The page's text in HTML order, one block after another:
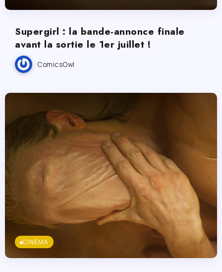
Supergirl : la bande-annonce finale
avant la sortie le 1er juillet !
ComicsOwl
CINÉMA